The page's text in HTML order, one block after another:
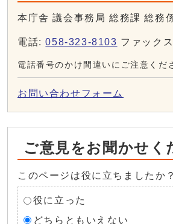
本庁舎 議会事務局 総務課 総務
電話:058-323-8103 ファック
電話番号のかけ間違いにご注意くだ
お問い合わせフォーム
ご意見をお聞かせく
このページは役に立ちましたか？
役に立った
どちらともいえない